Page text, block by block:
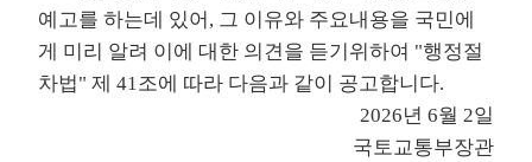
예고를 하는데 있어, 그 이유와 주요내용을 국민에
게 미리 알려 이에 대한 의견을 듣기위하여 "행정절
차법" 제 41조에 따라 다음과 같이 공고합니다.
2026년 6월 2일
국토교통부장관